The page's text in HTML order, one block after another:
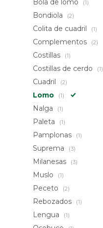
Bola de lomo (1)
Bondiola (2)
Colita de cuadril (1)
Complementos (2)
Costillas (1)
Costillas de cerdo (1)
Cuadril (2)
Lomo (1)
Nalga (1)
Paleta (1)
Pamplonas (1)
Suprema (3)
Milanesas (3)
Muslo (1)
Peceto (2)
Rebozados (1)
Lengua (1)